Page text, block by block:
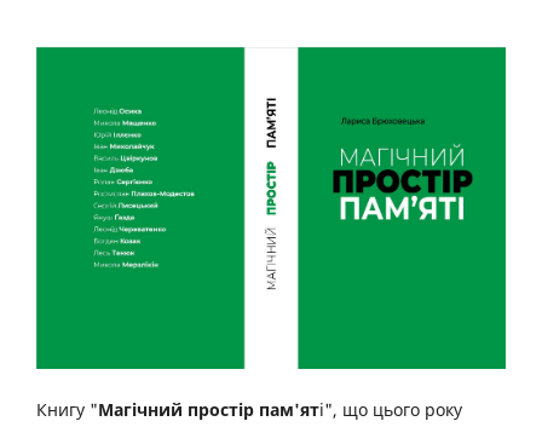
Книгу "Магічний простір пам'яті", що цього року